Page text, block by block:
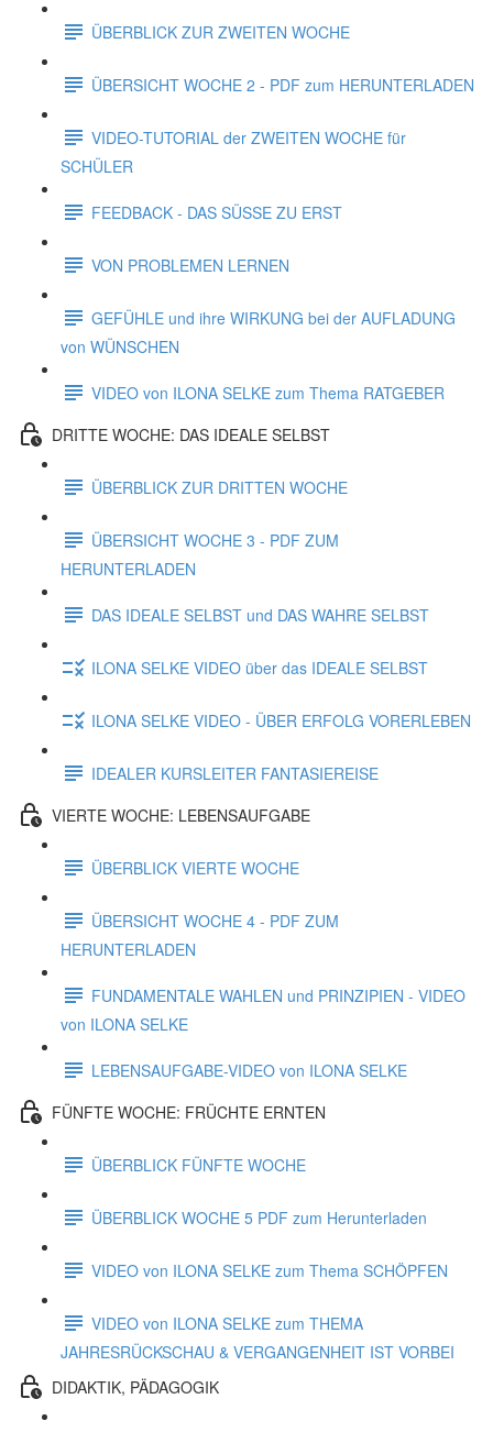
ÜBERBLICK ZUR ZWEITEN WOCHE
ÜBERSICHT WOCHE 2 - PDF zum HERUNTERLADEN
VIDEO-TUTORIAL der ZWEITEN WOCHE für
SCHÜLER
FEEDBACK - DAS SÜSSE ZU ERST
VON PROBLEMEN LERNEN
GEFÜHLE und ihre WIRKUNG bei der AUFLADUNG
von WÜNSCHEN
VIDEO von ILONA SELKE zum Thema RATGEBER
DRITTE WOCHE: DAS IDEALE SELBST
ÜBERBLICK ZUR DRITTEN WOCHE
ÜBERSICHT WOCHE 3 - PDF ZUM
HERUNTERLADEN
DAS IDEALE SELBST und DAS WAHRE SELBST
ILONA SELKE VIDEO über das IDEALE SELBST
ILONA SELKE VIDEO - ÜBER ERFOLG VORERLEBEN
IDEALER KURSLEITER FANTASIEREISE
VIERTE WOCHE: LEBENSAUFGABE
ÜBERBLICK VIERTE WOCHE
ÜBERSICHT WOCHE 4 - PDF ZUM
HERUNTERLADEN
FUNDAMENTALE WAHLEN und PRINZIPIEN - VIDEO
von ILONA SELKE
LEBENSAUFGABE-VIDEO von ILONA SELKE
FÜNFTE WOCHE: FRÜCHTE ERNTEN
ÜBERBLICK FÜNFTE WOCHE
ÜBERBLICK WOCHE 5 PDF zum Herunterladen
VIDEO von ILONA SELKE zum Thema SCHÖPFEN
VIDEO von ILONA SELKE zum THEMA
JAHRESRÜCKSCHAU & VERGANGENHEIT IST VORBEI
DIDAKTIK, PÄDAGOGIK